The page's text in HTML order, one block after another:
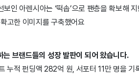
인 아렌시아는 ‘떡솝’으로 팬층을 확보해
고한 이미지를 구축했어요
는 브랜드들의 성장 발판이 되어 왔습니다.
누적 펀딩액 282억 원, 서포터 11만 명을 기